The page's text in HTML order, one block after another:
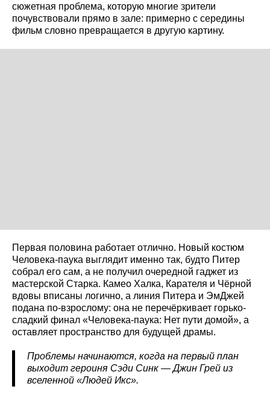
сюжетная проблема, которую многие зрители
почувствовали прямо в зале: примерно с середины
фильм словно превращается в другую картину.
Первая половина работает отлично. Новый костюм
Человека-паука выглядит именно так, будто Питер
собрал его сам, а не получил очередной гаджет из
мастерской Старка. Камео Халка, Карателя и Чёрной
вдовы вписаны логично, а линия Питера и ЭмДжей
подана по-взрослому: она не перечёркивает горько-
сладкий финал «Человека-паука: Нет пути домой», а
оставляет пространство для будущей драмы.
Проблемы начинаются, когда на первый план
выходит героиня Сэди Синк — Джин Грей из
вселенной «Людей Икс».